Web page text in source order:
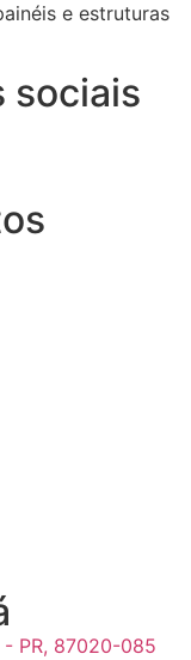
e estruturas
sociais
- PR, 87020-085